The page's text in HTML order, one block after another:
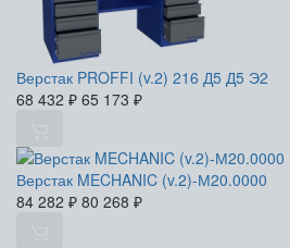
Верстак PROFFI (v.2) 216 Д5 Д5 Э2
68 432 ₽ 65 173 ₽
Верстак MECHANIC (v.2)-М20.0000
84 282 ₽ 80 268 ₽